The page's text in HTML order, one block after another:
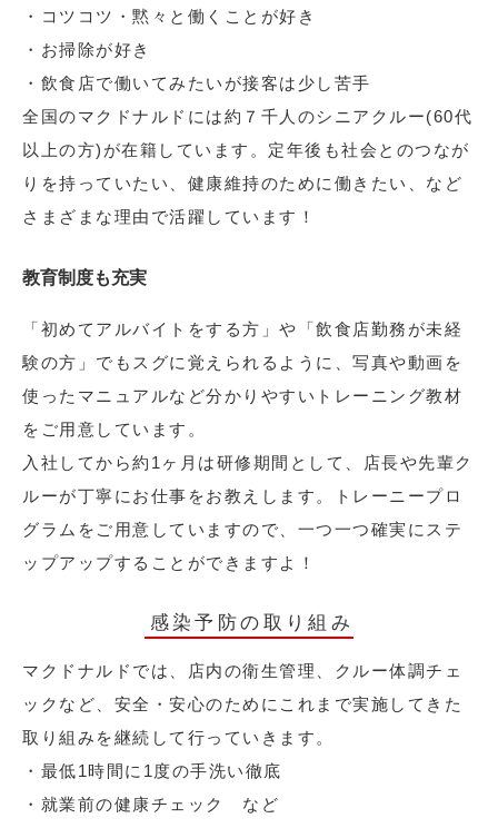
・コツコツ・黙々と働くことが好き
・お掃除が好き
・飲食店で働いてみたいが接客は少し苦手
全国のマクドナルドには約７千人のシニアクルー(60代
以上の方)が在籍しています。定年後も社会とのつなが
りを持っていたい、健康維持のために働きたい、など
さまざまな理由で活躍しています！
教育制度も充実
「初めてアルバイトをする方」や「飲食店勤務が未経
験の方」でもスグに覚えられるように、写真や動画を
使ったマニュアルなど分かりやすいトレーニング教材
をご用意しています。
入社してから約1ヶ月は研修期間として、店長や先輩ク
ルーが丁寧にお仕事をお教えします。トレーニープロ
グラムをご用意していますので、一つ一つ確実にステ
ップアップすることができますよ！
感染予防の取り組み
マクドナルドでは、店内の衛生管理、クルー体調チェ
ックなど、安全・安心のためにこれまで実施してきた
取り組みを継続して行っていきます。
・最低1時間に1度の手洗い徹底
・就業前の健康チェック など